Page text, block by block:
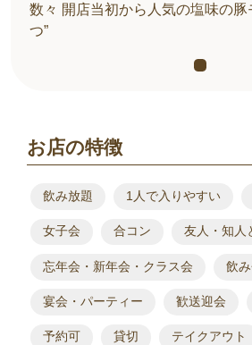
数々 開店当初から人気の塩味の豚
つ”
お店の特徴
飲み放題 1人で入りやすい
女子会 合コン 友人・知人
忘年会・新年会・クラス会 飲
宴会・パーティー 歓送迎会
予約可 貸切 テイクアウト